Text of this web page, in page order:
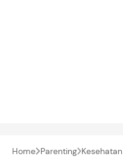
Home Parenting Kesehatan